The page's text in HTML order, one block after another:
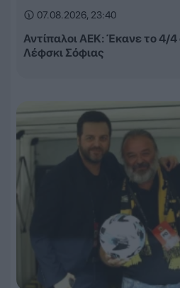
07.08.2026, 23:40
Αντίπαλοι ΑΕΚ: Έκανε το 4/
Λέφσκι Σόφιας